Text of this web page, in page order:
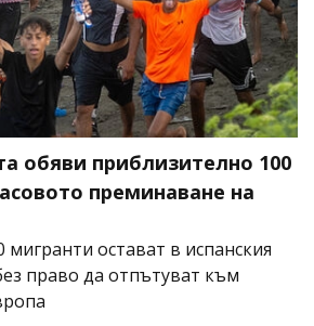
обяви приблизително 100
преминаване на
остават в испанския
право да отпътуват към